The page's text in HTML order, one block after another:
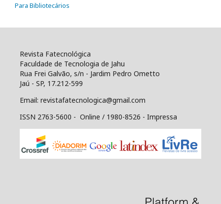
Para Bibliotecários
Revista Fatecnológica
Faculdade de Tecnologia de Jahu
Rua Frei Galvão, s/n - Jardim Pedro Ometto
Jaú - SP, 17.212-599
Email: revistafatecnologica@gmail.com
ISSN 2763-5600 - Online / 1980-8526 - Impressa